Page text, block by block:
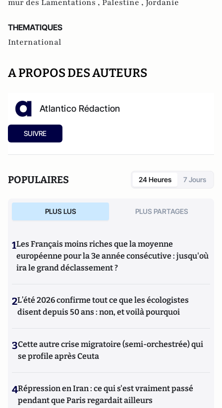
mur des Lamentations , Palestine , Jordanie
THEMATIQUES
International
A PROPOS DES AUTEURS
Atlantico Rédaction
SUIVRE
POPULAIRES 24 Heures 7 Jours
PLUS LUS PLUS PARTAGES
1Les Français moins riches que la moyenne
européenne pour la 3e année consécutive : jusqu'où
ira le grand déclassement ?
2L’été 2026 confirme tout ce que les écologistes
disent depuis 50 ans : non, et voilà pourquoi
3Cette autre crise migratoire (semi-orchestrée) qui
se profile après Ceuta
4Répression en Iran : ce qui s'est vraiment passé
pendant que Paris regardait ailleurs